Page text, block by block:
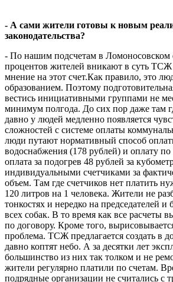
- А сами жители готовы к новым
законодательства?
- По нашим подсчетам в Ломоносовском
процентов жителей вникают в суть
мнение на этот счет.Как правило, это
образованием. Поэтому
вестись инициативными группами не
минимум полгода. До сих пор даже там
давно у людей медленно появляется
сложностей с системе оплаты
люди путают нормативный способ
водоснабжения (178 рублей) и оплату по
оплата за подогрев 48 рублей за
индивидуальными счетчиками за
объем. Там где счетчиков нет платить
120 литров на 1 человека. Жители не
тонкостях и нередко на председателей и
всех собак. В то время как все расчеты
по договору. Кроме того,
проблема. ТСЖ предлагается создать в
давно коптят небо. А за десятки лет
большинство из них так толком и не
жители регулярно платили по счетам.
подрядные организации не считались с